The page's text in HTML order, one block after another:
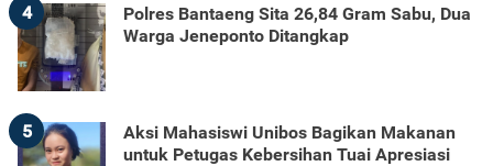
4
Polres Bantaeng Sita 26,84 Gram Sabu, Dua
Warga Jeneponto Ditangkap
5
Aksi Mahasiswi Unibos Bagikan Makanan
untuk Petugas Kebersihan Tuai Apresiasi